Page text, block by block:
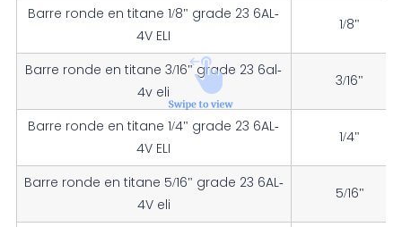
Barre ronde en titane 1/8" grade 23 6AL-
4V ELI
1/8"
Barre ronde en titane 3/16" grade 23 6al-
4v eli
3/16"
Barre ronde en titane 1/4" grade 23 6AL-
4V ELI
1/4"
Barre ronde en titane 5/16" grade 23 6AL-
4V eli
5/16"